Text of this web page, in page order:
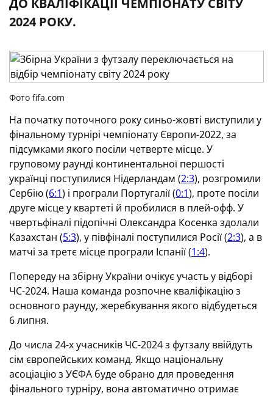
ДО КВАЛІФІКАЦІЇ ЧЕМПІОНАТУ СВІТУ
2024 РОКУ.
Фото fifa.com
На початку поточного року синьо-жовті виступили у
фінальному турнірі чемпіонату Європи-2022, за
підсумками якого посіли четверте місце. У
груповому раунді континентальної першості
українці поступилися Нідерландам (2:3), розгромили
Сербію (6:1) і програли Португалії (0:1), проте посіли
друге місце у квартеті й пробилися в плей-офф. У
чвертьфіналі підопічні Олександра Косенка здолали
Казахстан (5:3), у півфіналі поступилися Росії (2:3), а в
матчі за третє місце програли Іспанії (1:4).
Попереду на збірну України очікує участь у відборі
ЧС-2024. Наша команда розпочне кваліфікацію з
основного раунду, жеребкування якого відбудеться
6 липня.
До числа 24-х учасників ЧС-2024 з футзалу ввійдуть
сім європейських команд. Якщо національну
асоціацію з УЄФА буде обрано для проведення
фінального турніру, вона автоматично отримає